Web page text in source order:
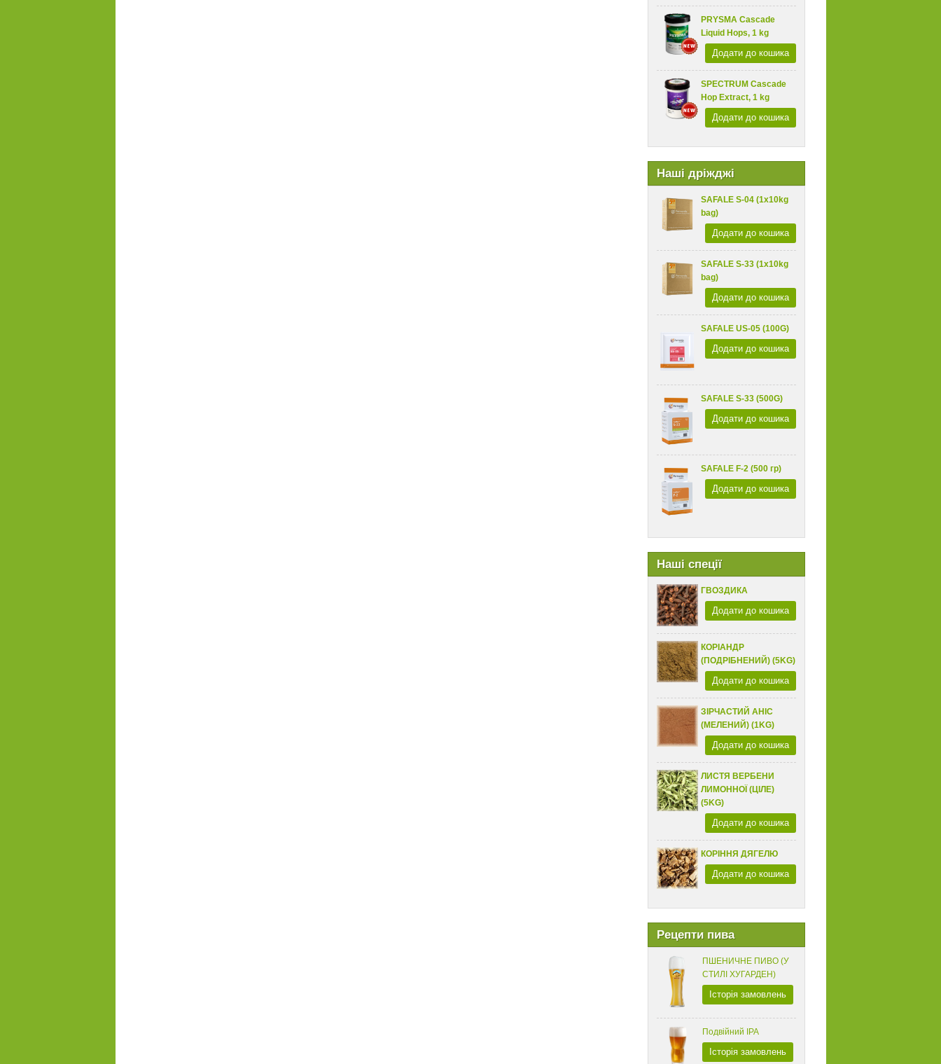
PRYSMA Cascade
Liquid Hops, 1 kg
Додати до кошика
SPECTRUM Cascade
Hop Extract, 1 kg
Додати до кошика
Наші дріжджі
SAFALE S-04 (1x10kg
bag)
Додати до кошика
SAFALE S-33 (1x10kg
bag)
Додати до кошика
SAFALE US-05 (100G)
Додати до кошика
SAFALE S-33 (500G)
Додати до кошика
SAFALE F-2 (500 гр)
Додати до кошика
Наші спеції
ГВОЗДИКА
Додати до кошика
КОРІАНДР
(ПОДРІБНЕНИЙ) (5KG)
Додати до кошика
ЗІРЧАСТИЙ АНІС
(МЕЛЕНИЙ) (1KG)
Додати до кошика
ЛИСТЯ ВЕРБЕНИ
ЛИМОННОЇ (ЦІЛЕ)
(5KG)
Додати до кошика
КОРІННЯ ДЯГЕЛЮ
Додати до кошика
Рецепти пива
ПШЕНИЧНЕ ПИВО (У
СТИЛІ ХУГАРДЕН)
Історія замовлень
Подвійний IPA
Історія замовлень